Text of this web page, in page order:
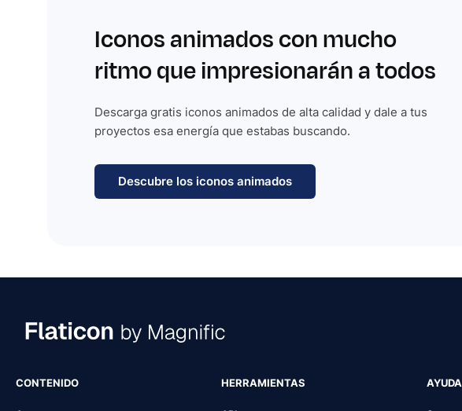
Iconos animados con mucho
ritmo que impresionarán a todos
Descarga gratis iconos animados de alta calidad y dale a tus
proyectos esa energía que estabas buscando.
Descubre los iconos animados
CONTENIDO HERRAMIENTAS AYUDA